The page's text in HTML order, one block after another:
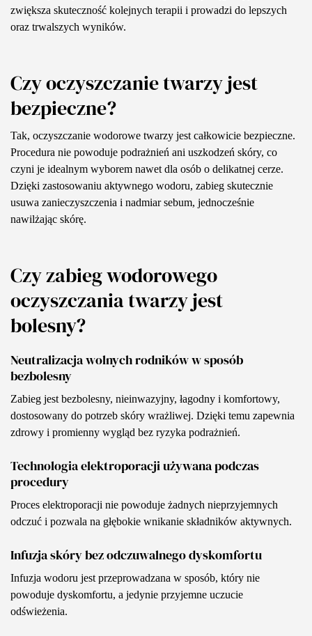
zwiększa skuteczność kolejnych terapii i prowadzi do lepszych
oraz trwalszych wyników.
Czy oczyszczanie twarzy jest
bezpieczne?
Tak, oczyszczanie wodorowe twarzy jest całkowicie bezpieczne.
Procedura nie powoduje podrażnień ani uszkodzeń skóry, co
czyni je idealnym wyborem nawet dla osób o delikatnej cerze.
Dzięki zastosowaniu aktywnego wodoru, zabieg skutecznie
usuwa zanieczyszczenia i nadmiar sebum, jednocześnie
nawilżając skórę.
Czy zabieg wodorowego
oczyszczania twarzy jest
bolesny?
Neutralizacja wolnych rodników w sposób
bezbolesny
Zabieg jest bezbolesny, nieinwazyjny, łagodny i komfortowy,
dostosowany do potrzeb skóry wrażliwej. Dzięki temu zapewnia
zdrowy i promienny wygląd bez ryzyka podrażnień.
Technologia elektroporacji używana podczas
procedury
Proces elektroporacji nie powoduje żadnych nieprzyjemnych
odczuć i pozwala na głębokie wnikanie składników aktywnych.
Infuzja skóry bez odczuwalnego dyskomfortu
Infuzja wodoru jest przeprowadzana w sposób, który nie
powoduje dyskomfortu, a jedynie przyjemne uczucie
odświeżenia.